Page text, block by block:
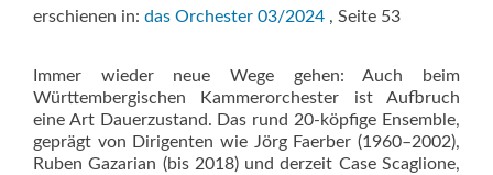
erschienen in: das Orchester 03/2024 , Seite 53
Immer wieder neue Wege gehen: Auch beim
Württembergischen Kammerorchester ist Aufbruch
eine Art Dauerzustand. Das rund 20-köpfige Ensemble,
geprägt von Dirigenten wie Jörg Faerber (1960–2002),
Ruben Gazarian (bis 2018) und derzeit Case Scaglione,